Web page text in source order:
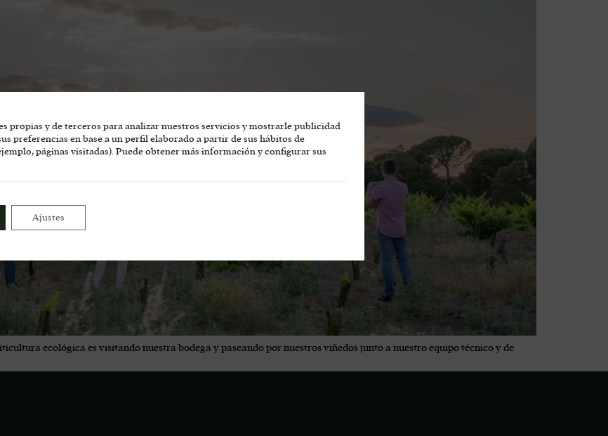
ecológica es visitando nuestra bodega y paseando por nuestros viñedos junto a nuestro equipo técnico y de
propias y de terceros para analizar nuestros servicios y mostrarle publicidad
preferencias en base a un perfil elaborado a partir de sus hábitos de
páginas visitadas). Puede obtener más información y configurar sus
Ajustes